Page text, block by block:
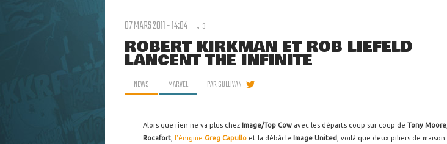
07 MARS 2011 - 14:04 3
ROBERT KIRKMAN ET ROB LIEFELD
LANCENT THE INFINITE
NEWS MARVEL PARSULLIVAN
Alors que rien ne va plus chez Image/Top Cow avec les départs coup sur coup de Tony Moore
Rocafort l'énigme Greg Capullo et la débâcle Image United
, voilà que deux piliers de maison